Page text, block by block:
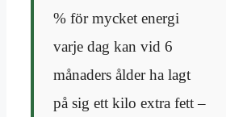
% för mycket energi
varje dag kan vid 6
månaders ålder ha lagt
på sig ett kilo extra fett –